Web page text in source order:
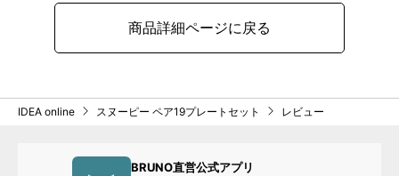
商品詳細ページに戻る
IDEA online スヌーピー ペア19プレートセット レビュー
BRUNO直営公式アプリ